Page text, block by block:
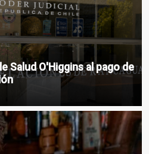
Salud O'Higgins al pago de